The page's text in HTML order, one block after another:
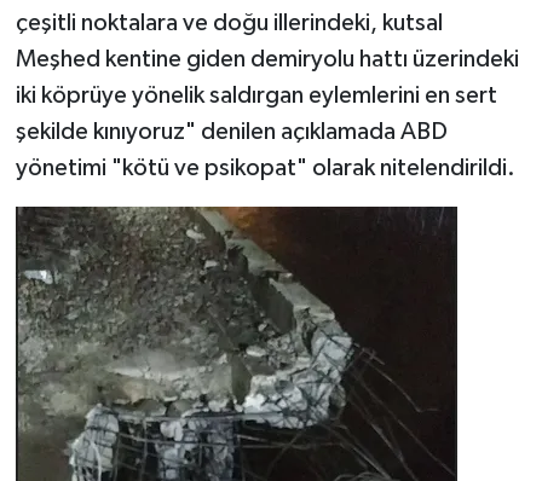
çeşitli noktalara ve doğu illerindeki, kutsal
Meşhed kentine giden demiryolu hattı üzerindeki
iki köprüye yönelik saldırgan eylemlerini en sert
şekilde kınıyoruz" denilen açıklamada ABD
yönetimi "kötü ve psikopat" olarak nitelendirildi.